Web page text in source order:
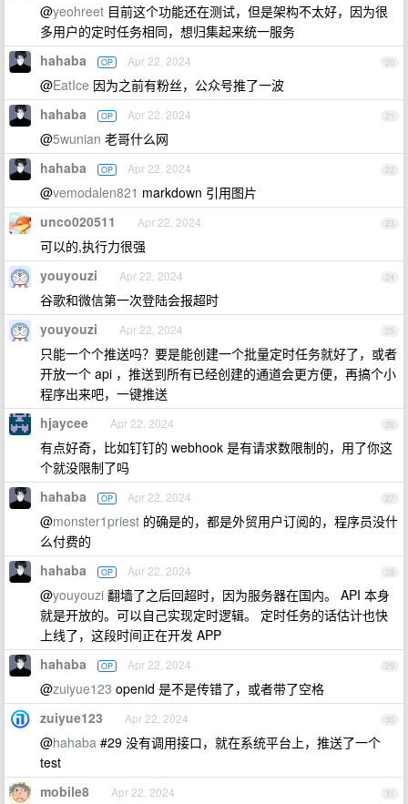
@yeohreet 目前这个功能还在测试，但是架构不太好，因为很
多用户的定时任务相同，想归集起来统一服务
20
hahaba OP Apr 22, 2024
@EatIce 因为之前有粉丝，公众号推了一波
21
hahaba OP Apr 22, 2024
@5wunian 老哥什么网
22
hahaba OP Apr 22, 2024
@vemodalen821 markdown 引用图片
23
unco020511 Apr 22, 2024
可以的,执行力很强
24
youyouzi Apr 22, 2024
谷歌和微信第一次登陆会报超时
25
youyouzi Apr 22, 2024
只能一个个推送吗？要是能创建一个批量定时任务就好了，或者
开放一个 api ，推送到所有已经创建的通道会更方便，再搞个小
程序出来吧，一键推送
26
hjaycee Apr 22, 2024
有点好奇，比如钉钉的 webhook 是有请求数限制的，用了你这
个就没限制了吗
27
hahaba OP Apr 22, 2024
@monster1priest 的确是的，都是外贸用户订阅的，程序员没什
么付费的
28
hahaba OP Apr 22, 2024
@youyouzi 翻墙了之后回超时，因为服务器在国内。 API 本身
就是开放的。可以自己实现定时逻辑。 定时任务的话估计也快
上线了，这段时间正在开发 APP
29
hahaba OP Apr 22, 2024
@zuiyue123 openid 是不是传错了，或者带了空格
30
zuiyue123 Apr 22, 2024
@hahaba #29 没有调用接口，就在系统平台上，推送了一个
test
31
mobile8 Apr 22, 2024